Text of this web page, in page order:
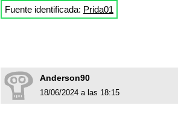
Fuente identificada: Prida01
Anderson90
18/06/2024 a las 18:15